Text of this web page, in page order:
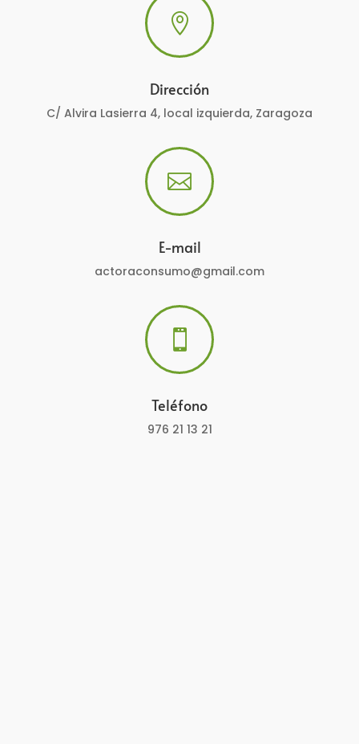

Dirección
C/ Alvira Lasierra 4, local izquierda, Zaragoza

E-mail
actoraconsumo@gmail.com

Teléfono
976 21 13 21